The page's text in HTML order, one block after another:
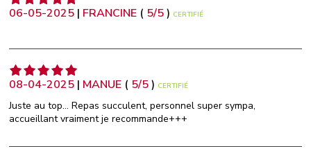
06-05-2025 | FRANCINE ( 5/5) CERTIFIÉ
08-04-2025 | MANUE ( 5/5) CERTIFIÉ
Juste au top... Repas succulent, personnel super sympa,
accueillant vraiment je recommande+++